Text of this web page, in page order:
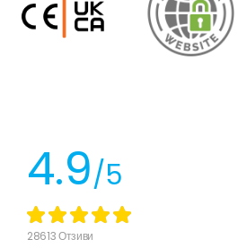
4.9/5
28613 Отзиви